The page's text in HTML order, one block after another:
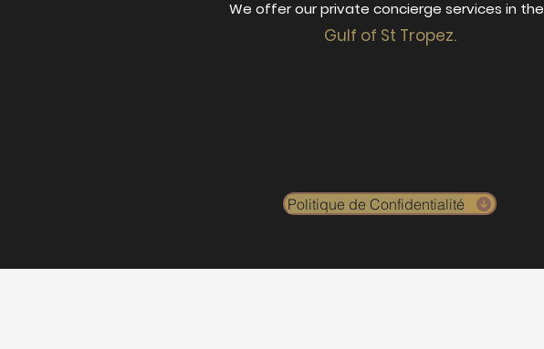
We offer our private concierge services in the
Gulf of St Tropez.
Politique de Confidentialité